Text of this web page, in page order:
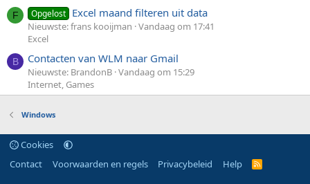
F Opgelost Excel maand filteren uit data
Nieuwste: frans kooijman Vandaag om 17:41
Excel
B Contacten van WLM naar Gmail
Nieuwste: BrandonB Vandaag om 15:29
Internet, Games
Windows
Cookies
Contact
Voorwaarden en regels Privacybeleid Help
R